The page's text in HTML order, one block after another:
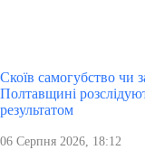
Скоїв самогубство чи
Полтавщині
результатом
06 Серпня 2026, 18:12